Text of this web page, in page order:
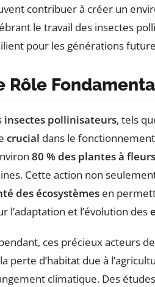
contribuer à créer un
le travail des insectes
pour les générations
Rôle
insectes pollinisateurs, tels
crucial dans le
80 % des plantes à fleurs
Cette action non
des écosystèmes en
l’adaptation et l’évolution des
ces précieux acteurs
perte d’habitat due à
climatique. Des